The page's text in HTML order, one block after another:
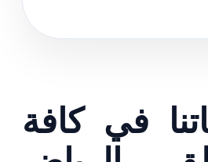
في كافة